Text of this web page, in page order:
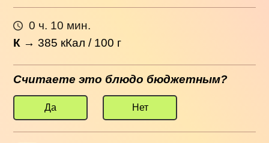
0 ч. 10 мин.
К →385 кКал / 100 г
Считаете это блюдо бюджетным?
Да Нет